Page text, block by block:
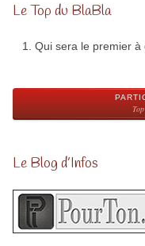
Le Top du BlaBla
Qui sera le premier
Le Blog d’Infos